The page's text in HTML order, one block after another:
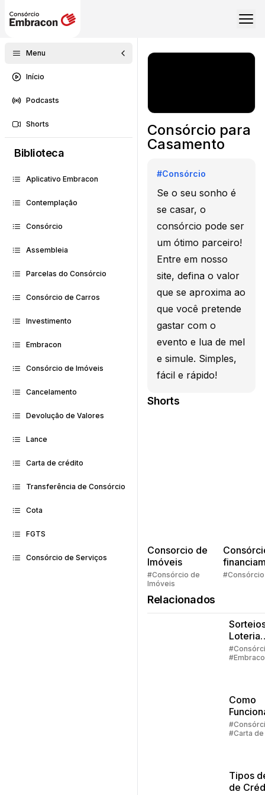
Menu
Início
Podcasts
Shorts
Biblioteca
Aplicativo Embracon
Contemplação
Consórcio
Assembleia
Parcelas do Consórcio
Consórcio de Carros
Investimento
Embracon
Consórcio de Imóveis
Cancelamento
Devolução de Valores
Lance
Carta de crédito
Transferência de Consórcio
Cota
FGTS
Consórcio de Serviços
Consórcio para
Casamento
#Consórcio
Se o seu sonho é
se casar, o
consórcio pode ser
um ótimo parceiro!
Entre em nosso
site, defina o valor
que se aproxima ao
que você pretende
gastar com o
evento e lua de mel
e simule. Simples,
fácil e rápido!
Shorts
Consorcio de
Imóveis
#Consórcio de
Imóveis
Quem
#Consórcio
Relacionados
Loteria
Federal:
grupos
Como
Carta
Crédito
#Carta
Tipos
de